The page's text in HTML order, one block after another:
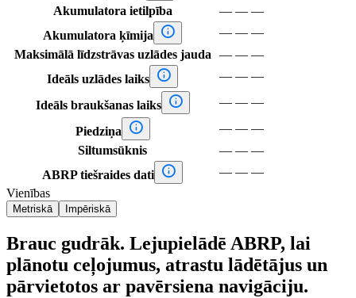
Akumulatora ietilpība
— — —
Akumulatora ķīmija
 — — —
Maksimālā līdzstrāvas uzlādes jauda
— — —
Ideāls uzlādes laiks  — — —
Ideāls braukšanas laiks  — — —
Piedziņa  — — —
Siltumsūknis
— — —
ABRP tiešraides dati  — — —
Vienības
Metriskā Impēriskā
Brauc gudrāk. Lejupielādē ABRP, lai
plānotu ceļojumus, atrastu lādētājus un
pārvietotos ar pavērsiena navigāciju.